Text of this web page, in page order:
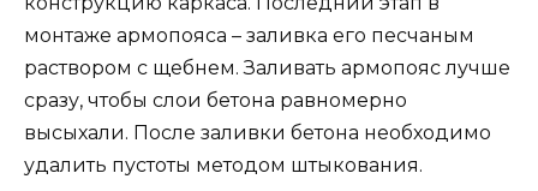
монтаже армопояса – заливка его песчаным
раствором с щебнем. Заливать армопояс лучше
сразу, чтобы слои бетона равномерно
высыхали. После заливки бетона необходимо
удалить пустоты методом штыкования.